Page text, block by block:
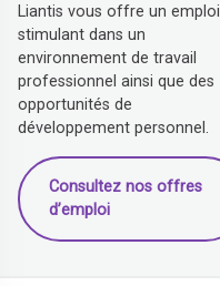
Liantis vous offre un emploi
stimulant dans un
environnement de travail
professionnel ainsi que des
opportunités de
développement personnel.
Consultez nos offres
d’emploi